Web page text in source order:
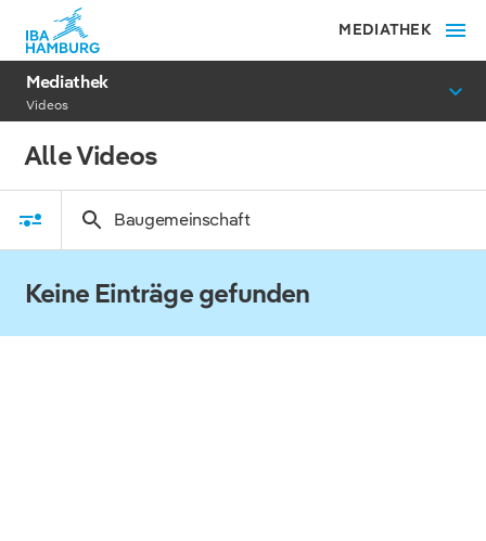
MEDIATHEK
Mediathek
Videos
Alle Videos
Keine Einträge gefunden